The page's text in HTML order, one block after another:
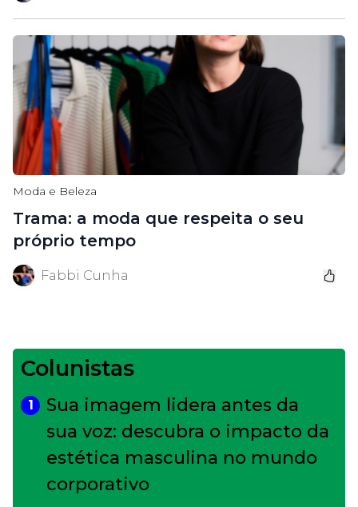
Moda e Beleza
Trama: a moda que respeita o seu
próprio tempo
Fabbi Cunha
Colunistas
1
Sua imagem lidera antes da
sua voz: descubra o impacto da
estética masculina no mundo
corporativo